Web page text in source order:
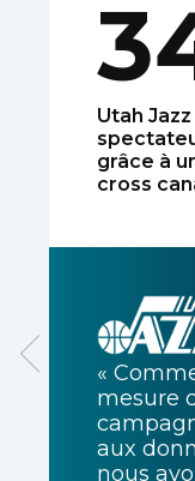
Utah
grâce à
cross
«
mesure
aux
nous